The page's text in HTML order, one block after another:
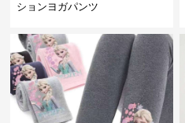
ションヨガパンツ